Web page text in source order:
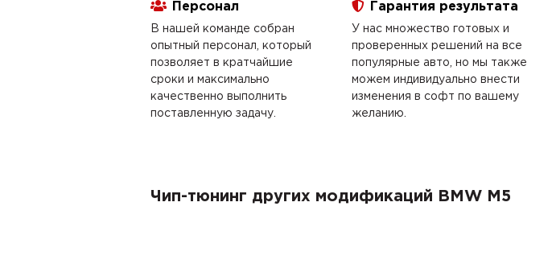
Персонал
В нашей команде собран
опытный персонал, который
позволяет в кратчайшие
сроки и максимально
качественно выполнить
поставленную задачу.
Гарантия результата
У нас множество готовых и
проверенных решений на все
популярные авто, но мы также
можем индивидуально внести
изменения в софт по вашему
желанию.
Чип-тюнинг других модификаций BMW M5